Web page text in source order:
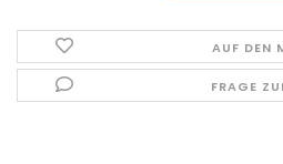
AUF DEN
FRAGE